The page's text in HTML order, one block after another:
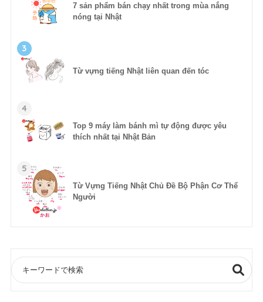
7 sản phẩm bán chạy nhất trong mùa nắng
nóng tại Nhật
3
Từ vựng tiếng Nhật liên quan đến tóc
4
Top 9 máy làm bánh mì tự động được yêu
thích nhất tại Nhật Bản
5
Từ Vựng Tiếng Nhật Chủ Đề Bộ Phận Cơ Thể
Người